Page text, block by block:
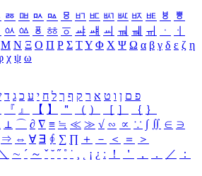
ㅭ ㅮ ㅯ ㅰ ㅱ ㅲ ㅳ ㅴ ㅵ ㅶ ㅷ ㅸ
ㅹ
ㆂ ㆃ ㆄ ㆅ ㆆ ㆇ ㆈ ㆉ ㆊ ㆋ ㆌ ㆍ
ㆎ
Μ Ν Ξ Ο Π Ρ Σ ΤΥ Φ Χ Ψ Ω α β γ δ ε ζ η
χ ψ ω
פ ם ן ו ט א ר ק ף ך ל ח י ע כ ג ד
『 』 【 】 ＂ （ ） ［ ］ ｛ ｝
⊥ ⌒ ∂ ∇ ≡ ≒ ≪ ≫ √ ∽ ∝ ∵ ∫ ∬ ∈ ∋
⇒ ⇔ ∀ ∃ ∮ ∑ ∏ ＋ － ＜ ＝
＞
＼ ∼ ´ ～ ˇ ˘ ˝ ˚ ˙ ¸ ¡ ¿ ː ！ ＇ ， ． ／
：